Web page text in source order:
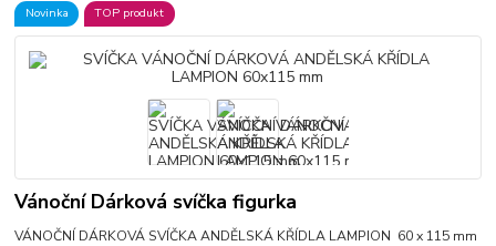
Novinka TOP produkt
Vánoční Dárková svíčka figurka
VÁNOČNÍ DÁRKOVÁ SVÍČKA ANDĚLSKÁ KŘÍDLA LAMPION 60 x 115 mm